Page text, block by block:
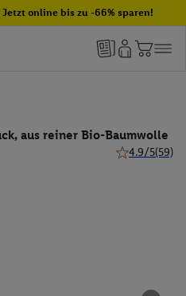
Jetzt online bis zu -66% sparen!
aus reiner Bio-Baumwolle
4.9/5(59)